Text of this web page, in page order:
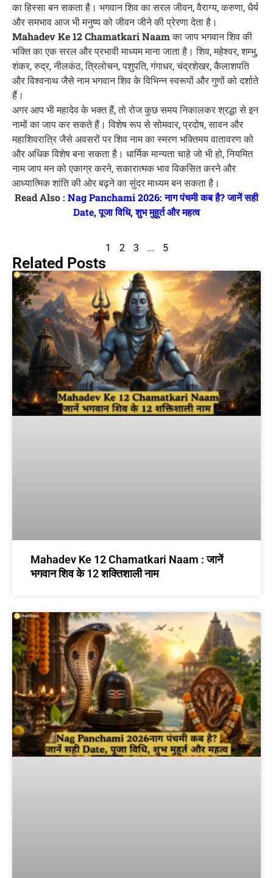
का हिस्सा बन सकता है। भगवान शिव का सरल जीवन, वैराग्य, करुणा, धैर्य
और समभाव आज भी मनुष्य को जीवन जीने की प्रेरणा देता है।
Mahadev Ke 12 Chamatkari Naamका जाप भगवान शिव की
भक्ति का एक सरल और प्रभावी माध्यम माना जाता है। शिव, महेश्वर, शम्भु,
शंकर, रुद्र, नीलकंठ, त्रिलोचन, पशुपति, गंगाधर, चंद्रशेखर, कैलाशपति
और विश्वनाथ जैसे नाम भगवान शिव के विभिन्न स्वरूपों और गुणों को दर्शाते
हैं।
अगर आप भी महादेव के भक्त हैं, तो रोज कुछ समय निकालकर श्रद्धा से इन
नामों का जाप कर सकते हैं। विशेष रूप से सोमवार, प्रदोष, सावन और
महाशिवरात्रि जैसे अवसरों पर शिव नाम का स्मरण भक्तिमय वातावरण को
और अधिक विशेष बना सकता है। धार्मिक मान्यता चाहे जो भी हो, नियमित
नाम जाप मन को एकाग्र करने, सकारात्मक भाव विकसित करने और
आध्यात्मिक शांति की ओर बढ़ने का सुंदर माध्यम बन सकता है।
Read Also : Nag Panchami 2026: नाग पंचमी कब है? जानें सही
Date, पूजा विधि, शुभ मुहूर्त और महत्व
1 2 3 … 5
Related Posts
Mahadev Ke 12 Chamatkari Naam : जानें
भगवान शिव के 12 शक्तिशाली नाम